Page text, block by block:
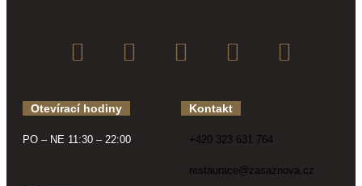
Otevírací hodiny
PO – NE 11:30 – 22:00
Kontakt
+420 323 631 764
restaurace@zasaznova.cz